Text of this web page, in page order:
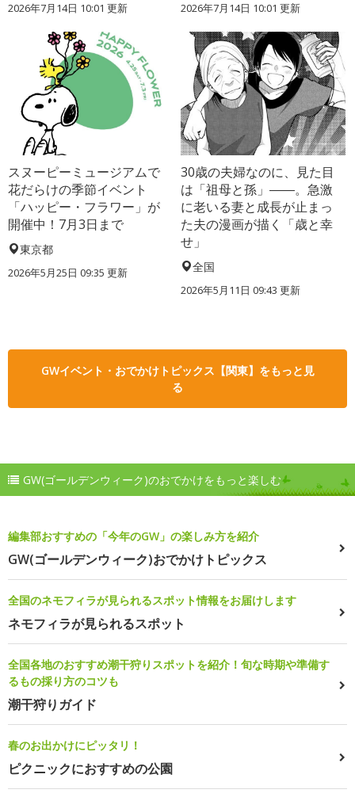
2026年7月14日 10:01 更新 2026年7月14日 10:01 更新
スヌーピーミュージアムで
花だらけの季節イベント
「ハッピー・フラワー」が
開催中！7月3日まで
東京都
2026年5月25日 09:35 更新
30歳の夫婦なのに、見た目
は「祖母と孫」――。急激
に老いる妻と成長が止まっ
た夫の漫画が描く「歳と幸
せ」
全国
2026年5月11日 09:43 更新
GWイベント・おでかけトピックス【関東】をもっと見
る
GW(ゴールデンウィーク)のおでかけをもっと楽しむ
編集部おすすめの「今年のGW」の楽しみ方を紹介
GW(ゴールデンウィーク)おでかけトピックス
全国のネモフィラが見られるスポット情報をお届けします
ネモフィラが見られるスポット
全国各地のおすすめ潮干狩りスポットを紹介！旬な時期や準備す
るもの採り方のコツも
潮干狩りガイド
春のお出かけにピッタリ！
ピクニックにおすすめの公園